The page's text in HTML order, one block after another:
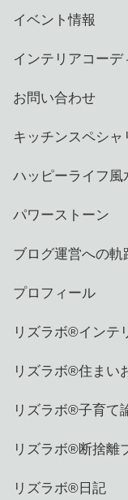
イベント情報
インテリアコー
お問い合わせ
キッチンスペシ
ハッピーライフ風
パワーストーン
ブログ運営への軌
プロフィール
リズラボ®️インテ
リズラボ®️住まい
リズラボ®️子育て
リズラボ®️断捨離
リズラボ®️日記